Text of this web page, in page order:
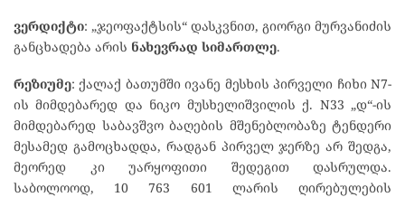
ვერდიქტი: „ჯეოფაქტსის“ დასკვნით, გიორგი მურვანიძის
განცხადება არის ნახევრად სიმართლე.
რეზიუმე: ქალაქ ბათუმში ივანე მესხის პირველი ჩიხი N7-
ის მიმდებარედ და ნიკო მუსხელიშვილის ქ. N33 „დ“-ის
მიმდებარედ საბავშვო ბაღების მშენებლობაზე ტენდერი
მესამედ გამოცხადდა, რადგან პირველ ჯერზე არ შედგა,
მეორედ კი უარყოფითი შედეგით დასრულდა.
საბოლოოდ, 10 763 601 ლარის ღირებულების